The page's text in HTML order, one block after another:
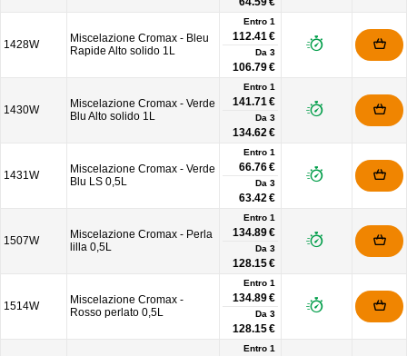
1428W
Miscelazione Cromax - Bleu
Rapide Alto solido 1L
Entro 1
112.41 €
Da 3
106.79 €
1430W
Miscelazione Cromax - Verde
Blu Alto solido 1L
Entro 1
141.71 €
Da 3
134.62 €
1431W
Miscelazione Cromax - Verde
Blu LS 0,5L
Entro 1
66.76 €
Da 3
63.42 €
1507W
Miscelazione Cromax - Perla
lilla 0,5L
Entro 1
134.89 €
Da 3
128.15 €
1514W
Miscelazione Cromax -
Rosso perlato 0,5L
Entro 1
134.89 €
Da 3
128.15 €
Entro 1